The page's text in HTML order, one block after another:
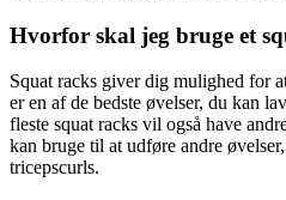
Hvorfor skal jeg bruge et
Squat racks giver dig mulighed for
er en af de bedste øvelser, du kan
fleste squat racks vil også have
kan bruge til at udføre andre
tricepscurls.